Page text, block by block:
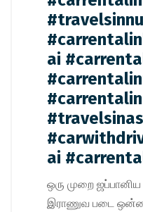
ai
ai
ஒரு முறை
இராணுவ படை